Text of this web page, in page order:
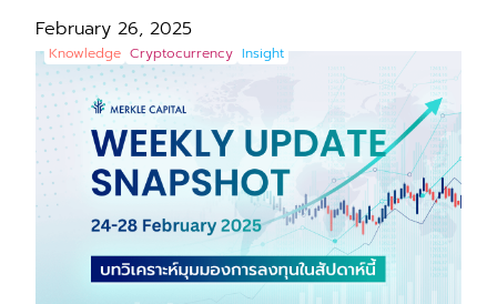
February 26, 2025
Knowledge Cryptocurrency Insight